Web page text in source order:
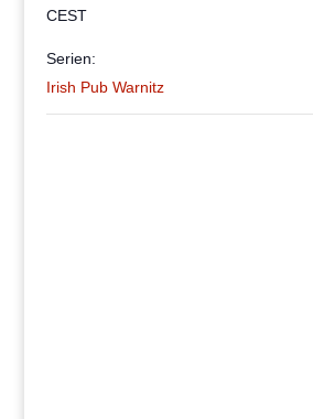
CEST
Serien:
Irish Pub Warnitz